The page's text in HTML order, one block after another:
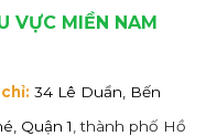
VỰC MIỀN NAM
34 Lê Duẩn, Bến
Quận 1 , thành phố Hồ